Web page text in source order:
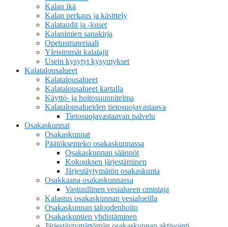
Kalan ikä
Kalan perkaus ja käsittely
Kalataudit ja -loiset
Kalanimien sanakirja
Opetusmateriaali
Yleisimmät kalalajit
Usein kysytyt kysymykset
Kalatalousalueet
Kalatalousalueet
Kalatalousalueet kartalla
Käyttö- ja hoitosuunnitelma
Kalatalousalueiden tietosuojavastaava
Tietosuojavastaavan palvelu
Osakaskunnat
Osakaskunnat
Päätöksenteko osakaskunnassa
Osakaskunnan säännöt
Kokouksen järjestäminen
Järjestäytymätön osakaskunta
Osakkaana osakaskunnassa
Vastuullinen vesialueen omistaja
Kalastus osakaskunnan vesialueilla
Osakaskunnan taloudenhoito
Osakaskuntien yhdistäminen